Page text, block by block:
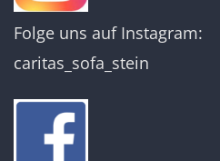
Folge uns auf Instagram:
caritas_sofa_stein